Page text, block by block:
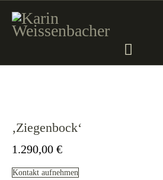
KATALOGE
PROJEKTE
‚Ziegenbock‘
1.290,00 €
Kontakt aufnehmen